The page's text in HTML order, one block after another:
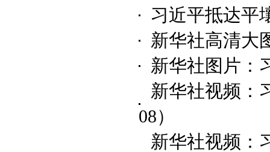
习近平抵达平
新华社高清大
新华社图片：
新华社视频：
08）
新华社视频：